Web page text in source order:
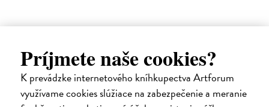
Príjmete naše cookies?
K prevádzke internetového kníhkupectva Artforum
využívame cookies slúžiace na zabezpečenie a meranie
E-KNIHA